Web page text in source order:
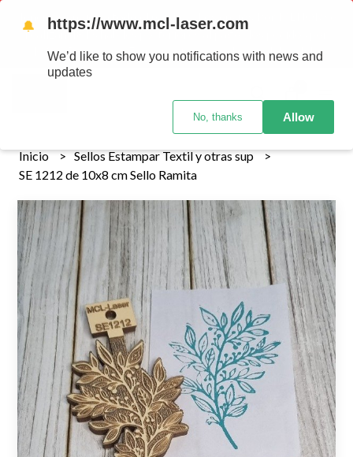
Tenemos envios a todo el pais!........ Los envios Por MENOR se
realizan 48 hs habiles porteriores al pago , los pedidos por
MAYOR se envian 7 dias posteriores al pago del pedido
Inicio
Sellos Estampar Textil y otras sup
SE 1212 de 10x8 cm Sello Ramita
🔔 https://www.mcl-laser.com
We’d like to show you notifications with news and
updates
No, thanks Allow